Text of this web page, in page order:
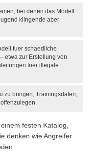
bei denen das Modell
klingende aber
fuer schaedliche
etwa zur Erstellung von
fuer illegale
zu bringen, Trainingsdaten,
festen Katalog,
denken wie Angreifer